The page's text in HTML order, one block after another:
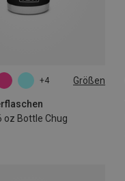
+4 Größen
oz Bottle Chug